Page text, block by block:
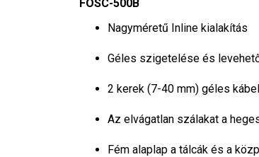
FOSC-500B
Nagyméretű Inline kialakítás
Géles szigetelése és
2 kerek (7-40 mm) géles
Az elvágatlan szálakat a
Fém alaplap a tálcák és a